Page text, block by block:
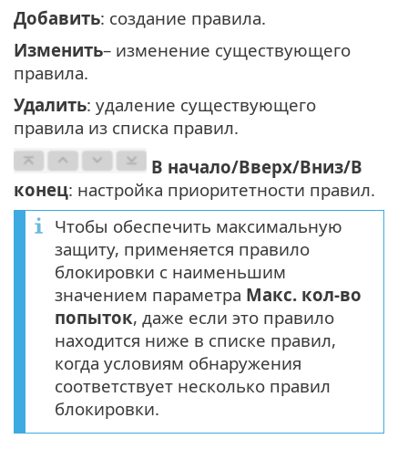
Добавить: создание правила.
Изменить– изменение существующего
правила.
Удалить: удаление существующего
правила из списка правил.
В начало/Вверх/Вниз/В
конец: настройка приоритетности правил.
Чтобы обеспечить максимальную
защиту, применяется правило
блокировки с наименьшим
значением параметра Макс. кол-во
попыток, даже если это правило
находится ниже в списке правил,
когда условиям обнаружения
соответствует несколько правил
блокировки.